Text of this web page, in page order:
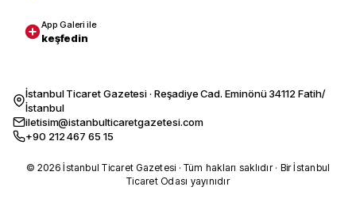
App Galeri ile
keşfedin
İstanbul Ticaret Gazetesi · Reşadiye Cad. Eminönü 34112 Fatih/
İstanbul
iletisim@istanbulticaretgazetesi.com
+90 212 467 65 15
© 2026 İstanbul Ticaret Gazetesi · Tüm hakları saklıdır · Bir İstanbul
Ticaret Odası yayınıdır